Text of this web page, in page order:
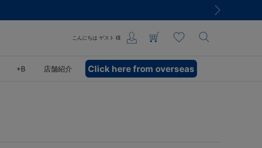
こんにちは ゲスト 様
+B 店舗紹介 Click here from overseas